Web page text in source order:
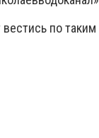
по